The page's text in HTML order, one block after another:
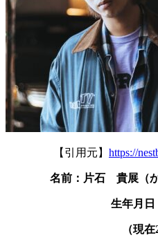
【引用元】 https://
名前：片石 貴展（
生年月日
（現在